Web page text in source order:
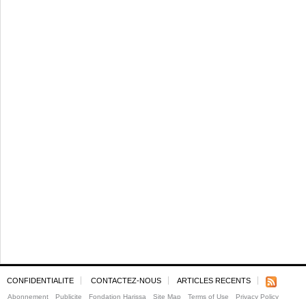
CONFIDENTIALITE CONTACTEZ-NOUS ARTICLES RECENTS
Abonnement Publicite Fondation Harissa Site Map Terms of Use Privacy Policy